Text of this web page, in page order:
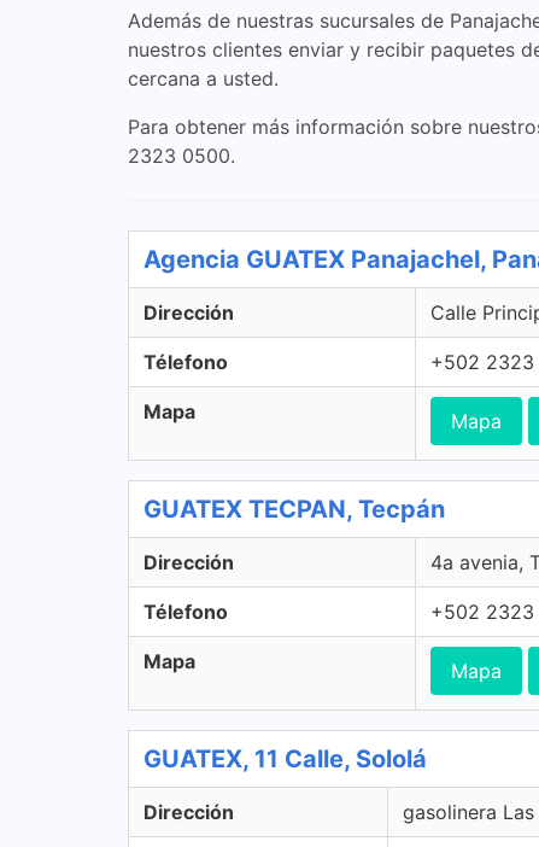
Además de nuestras sucursales de
nuestros clientes enviar y recibir paquetes
cercana a usted.
Para obtener más información sobre
2323 0500.
Agencia GUATEX Panajachel,
Dirección Calle
Télefono +502 2323
Mapa Mapa
GUATEX TECPAN, Tecpán
Dirección 4a avenia,
Télefono +502 2323
Mapa Mapa
GUATEX, 11 Calle, Sololá
Dirección gasolinera